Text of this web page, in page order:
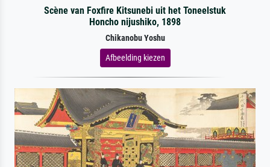
Scène van Foxfire Kitsunebi uit het Toneelstuk
Honcho nijushiko, 1898
Chikanobu Yoshu
Afbeelding kiezen